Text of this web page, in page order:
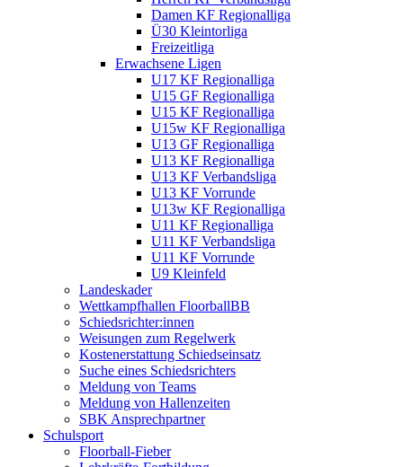
Damen KF Regionalliga
Ü30 Kleintorliga
Freizeitliga
Erwachsene Ligen
U17 KF Regionalliga
U15 GF Regionalliga
U15 KF Regionalliga
U15w KF Regionalliga
U13 GF Regionalliga
U13 KF Regionalliga
U13 KF Verbandsliga
U13 KF Vorrunde
U13w KF Regionalliga
U11 KF Regionalliga
U11 KF Verbandsliga
U11 KF Vorrunde
U9 Kleinfeld
Landeskader
Wettkampfhallen FloorballBB
Schiedsrichter:innen
Weisungen zum Regelwerk
Kostenerstattung Schiedseinsatz
Suche eines Schiedsrichters
Meldung von Teams
Meldung von Hallenzeiten
SBK Ansprechpartner
Schulsport
Floorball-Fieber